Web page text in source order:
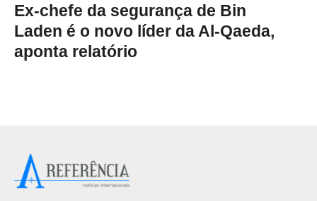
Ex-chefe da segurança de Bin
Laden é o novo líder da Al-Qaeda,
aponta relatório